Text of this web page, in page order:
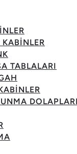
TABLALARI